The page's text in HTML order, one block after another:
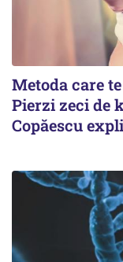
Metoda care
Pierzi zeci de
Copăescu